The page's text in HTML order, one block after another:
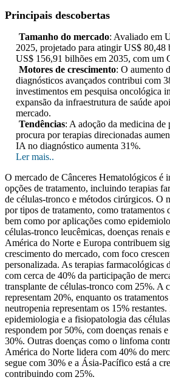
Principais descobertas
Tamanho do mercado: Avaliado em
2025, projetado para atingir US$ 80,48
US$ 156,91 bilhões em 2035, com um
Motores de crescimento: O aumento
diagnósticos avançados contribui com
investimentos em pesquisa oncológica
expansão da infraestrutura de saúde
mercado.
Tendências: A adoção da medicina de
procura por terapias direcionadas
IA ​​no diagnóstico aumenta 31%.
Ler mais..
O mercado de Cânceres Hematológicos é
opções de tratamento, incluindo terapias
de células-tronco e métodos cirúrgicos. O
por tipos de tratamento, como tratamentos
bem como por aplicações como
células-tronco leucêmicas, doenças renais
América do Norte e Europa contribuem
crescimento do mercado, com foco
personalizada. As terapias farmacológicas
com cerca de 40% da participação de
transplante de células-tronco com 25%. A
representam 20%, enquanto os
neutropenia representam os 15%
epidemiologia e a fisiopatologia das
respondem por 50%, com doenças renais
30%. Outras doenças como o linfoma
América do Norte lidera com 40% do
segue com 30% e a Ásia-Pacífico está a
contribuindo com 25%.